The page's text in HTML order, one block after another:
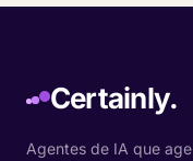
Certainly.
Agentes de IA que